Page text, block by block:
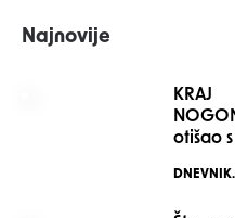
Najnovije
otišao
POSTED